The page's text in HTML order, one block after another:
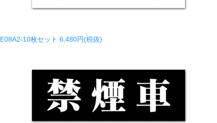
E08A2-10枚セット 6,480円(税抜)